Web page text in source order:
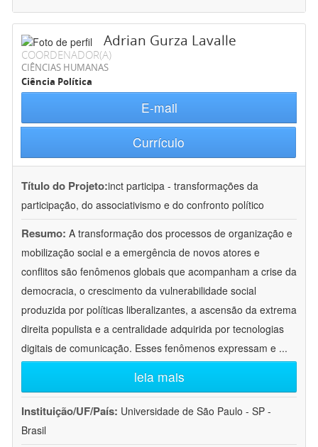
Adrian Gurza Lavalle
COORDENADOR(A)
CIÊNCIAS HUMANAS
Ciência Política
E-mail
Currículo
Título do Projeto:inct participa - transformações da
participação, do associativismo e do confronto político
Resumo: A transformação dos processos de organização e
mobilização social e a emergência de novos atores e
conflitos são fenômenos globais que acompanham a crise da
democracia, o crescimento da vulnerabilidade social
produzida por políticas liberalizantes, a ascensão da extrema
direita populista e a centralidade adquirida por tecnologias
digitais de comunicação. Esses fenômenos expressam e ...
leia mais
Instituição/UF/País: Universidade de São Paulo - SP -
Brasil